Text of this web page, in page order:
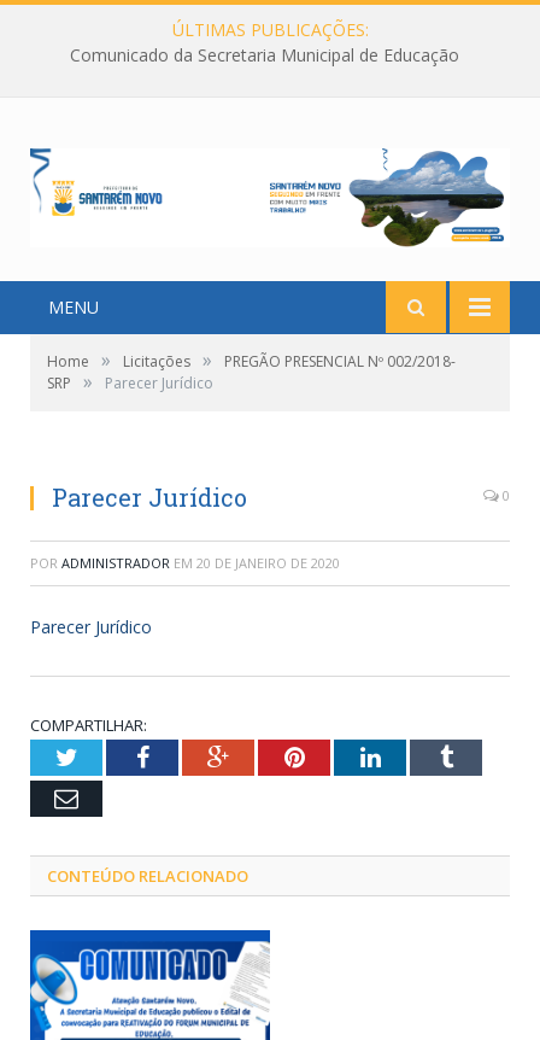
ÚLTIMAS PUBLICAÇÕES:
Comunicado da Secretaria Municipal de Educação
MENU
Home » Licitações »
PREGÃO PRESENCIAL Nº 002/2018-
SRP
» Parecer Jurídico
Parecer Jurídico 0
POR ADMINISTRADOR EM 20 DE JANEIRO DE 2020
Parecer Jurídico
COMPARTILHAR:
TwitterFacebookGoogle+PinterestLinkedInTumblr
Email
CONTEÚDO RELACIONADO